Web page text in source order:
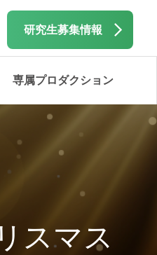
研究生募集情報
専属プロダクション
スマス